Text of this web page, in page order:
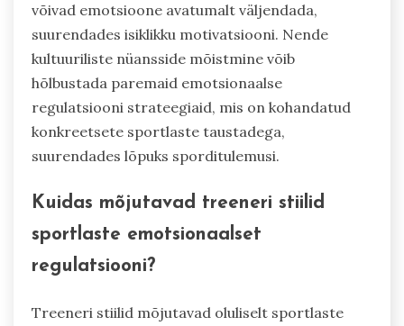
võivad emotsioone avatumalt väljendada,
suurendades isiklikku motivatsiooni. Nende
kultuuriliste nüansside mõistmine võib
hõlbustada paremaid emotsionaalse
regulatsiooni strateegiaid, mis on kohandatud
konkreetsete sportlaste taustadega,
suurendades lõpuks sporditulemusi.
Kuidas mõjutavad treeneri stiilid
sportlaste emotsionaalset
regulatsiooni?
Treeneri stiilid mõjutavad oluliselt sportlaste